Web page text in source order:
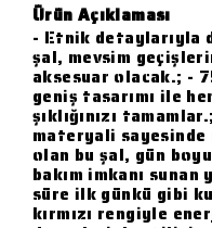
Ürün Açıklaması
- Etnik detaylarıyla
şal, mevsim
aksesuar olacak.; -
geniş tasarımı ile
şıklığınızı
materyali sayesinde
olan bu şal, gün
bakım imkanı
süre ilk günkü gibi
kırmızı rengiyle